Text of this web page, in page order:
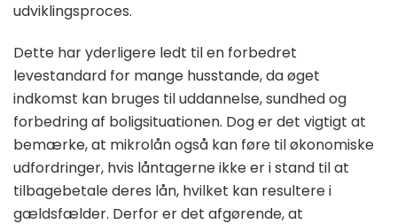
udviklingsproces.
Dette har yderligere ledt til en forbedret
levestandard for mange husstande, da øget
indkomst kan bruges til uddannelse, sundhed og
forbedring af boligsituationen. Dog er det vigtigt at
bemærke, at mikrolån også kan føre til økonomiske
udfordringer, hvis låntagerne ikke er i stand til at
tilbagebetale deres lån, hvilket kan resultere i
gældsfælder. Derfor er det afgørende, at